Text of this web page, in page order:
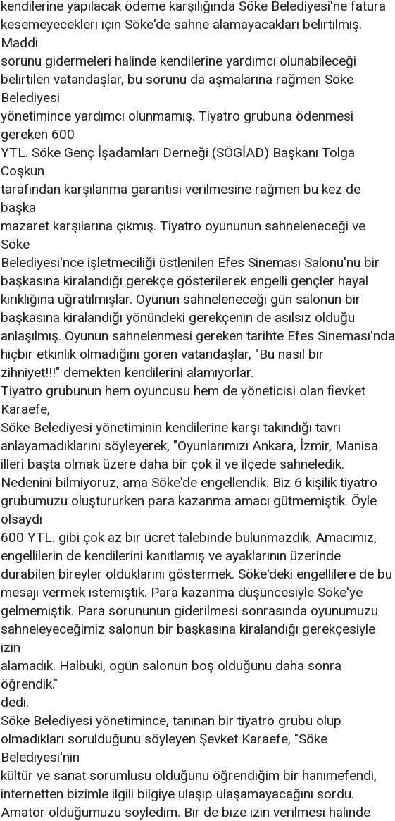
kendilerine yapılacak ödeme karşılığında Söke Belediyesi'ne fatura
kesemeyecekleri için Söke'de sahne alamayacakları belirtilmiş.
Maddi
sorunu gidermeleri halinde kendilerine yardımcı olunabileceği
belirtilen vatandaşlar, bu sorunu da aşmalarına rağmen Söke
Belediyesi
yönetimince yardımcı olunmamış. Tiyatro grubuna ödenmesi
gereken 600
YTL. Söke Genç İşadamları Derneği (SÖGİAD) Başkanı Tolga
Coşkun
tarafından karşılanma garantisi verilmesine rağmen bu kez de
başka
mazaret karşılarına çıkmış. Tiyatro oyununun sahneleneceği ve
Söke
Belediyesi'nce işletmeciliği üstlenilen Efes Sineması Salonu'nu bir
başkasına kiralandığı gerekçe gösterilerek engelli gençler hayal
kırıklığına uğratılmışlar. Oyunun sahneleneceği gün salonun bir
başkasına kiralandığı yönündeki gerekçenin de asılsız olduğu
anlaşılmış. Oyunun sahnelenmesi gereken tarihte Efes Sineması'nda
hiçbir etkinlik olmadığını gören vatandaşlar, "Bu nasıl bir
zihniyet!!!" demekten kendilerini alamıyorlar.
Tiyatro grubunun hem oyuncusu hem de yöneticisi olan ﬁevket
Karaefe,
Söke Belediyesi yönetiminin kendilerine karşı takındığı tavrı
anlayamadıklarını söyleyerek, "Oyunlarımızı Ankara, İzmir, Manisa
illeri başta olmak üzere daha bir çok il ve ilçede sahneledik.
Nedenini bilmiyoruz, ama Söke'de engellendik. Biz 6 kişilik tiyatro
grubumuzu oluştururken para kazanma amacı gütmemiştik. Öyle
olsaydı
600 YTL. gibi çok az bir ücret talebinde bulunmazdık. Amacımız,
engellilerin de kendilerini kanıtlamış ve ayaklarının üzerinde
durabilen bireyler olduklarını göstermek. Söke'deki engellilere de bu
mesajı vermek istemiştik. Para kazanma düşüncesiyle Söke'ye
gelmemiştik. Para sorununun giderilmesi sonrasında oyunumuzu
sahneleyeceğimiz salonun bir başkasına kiralandığı gerekçesiyle
izin
alamadık. Halbuki, ogün salonun boş olduğunu daha sonra
öğrendik."
dedi.
Söke Belediyesi yönetimince, tanınan bir tiyatro grubu olup
olmadıkları sorulduğunu söyleyen Şevket Karaefe, "Söke
Belediyesi'nin
kültür ve sanat sorumlusu olduğunu öğrendiğim bir hanımefendi,
internetten bizimle ilgili bilgiye ulaşıp ulaşamayacağını sordu.
Amatör olduğumuzu söyledim. Bir de bize izin verilmesi halinde